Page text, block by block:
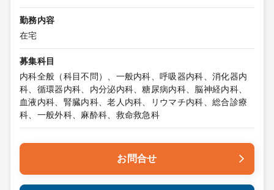
勤務内容
在宅
募集科目
内科全般（科目不問）、一般内科、呼吸器内科、消化器内
科、循環器内科、内分泌内科、糖尿病内科、脳神経内科、
血液内科、腎臓内科、老人内科、リウマチ内科、総合診療
科、一般外科、麻酔科、救命救急科
お問合せ